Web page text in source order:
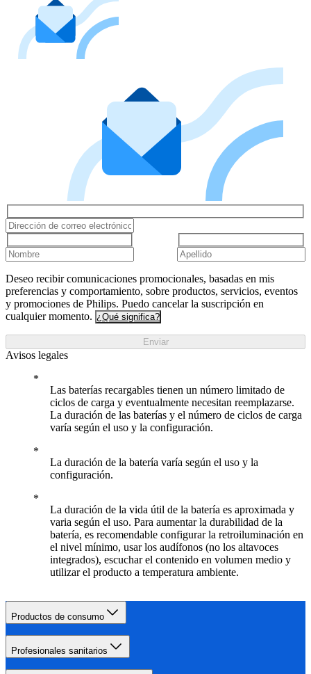
Deseo recibir comunicaciones promocionales, basadas en mis
preferencias y comportamiento, sobre productos, servicios, eventos
y promociones de Philips. Puedo cancelar la suscripción en
cualquier momento. ¿Qué significa?
Enviar
Avisos legales
Las baterías recargables tienen un número limitado de
ciclos de carga y eventualmente necesitan reemplazarse.
La duración de las baterías y el número de ciclos de carga
varía según el uso y la configuración.
La duración de la batería varía según el uso y la
configuración.
La duración de la vida útil de la batería es aproximada y
varia según el uso. Para aumentar la durabilidad de la
batería, es recomendable configurar la retroiluminación en
el nivel mínimo, usar los audífonos (no los altavoces
integrados), escuchar el contenido en volumen medio y
utilizar el producto a temperatura ambiente.
Productos de consumo
Profesionales sanitarios